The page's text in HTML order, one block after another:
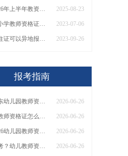
河南2026年上半年教资考试时间具体安排（+指南） 2025-08-23
江苏省小学教师资格证笔试考哪两门科目？ 2023-07-06
没有居住证可以异地报考教师资格证吗 2023-09-26
报考指南
2026广东幼儿园教师资格证网上报名官网入口 2026-06-26
幼儿园教师资格证怎么报名2026 附官方入口 2026-06-26
广东2026幼儿园教师资格证官网网址（+流程） 2026-06-26
谁能报考？幼儿教师资格证报考条件是什么？ 2026-06-26